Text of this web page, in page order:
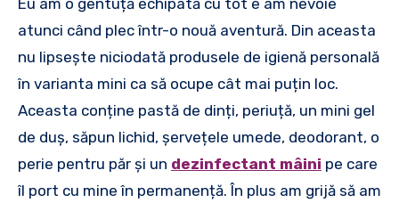
atunci când plec într-o nouă aventură. Din aceasta
nu lipsește niciodată produsele de igienă personală
în varianta mini ca să ocupe cât mai puțin loc.
Aceasta conține pastă de dinți, periuță, un mini gel
de duș, săpun lichid, șervețele umede, deodorant, o
perie pentru păr și un dezinfectant mâini pe care
îl port cu mine în permanență. În plus am grijă să am